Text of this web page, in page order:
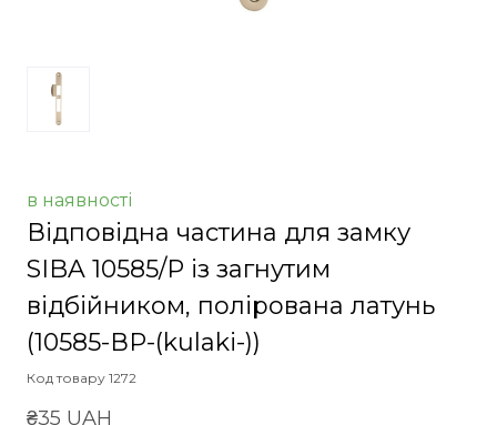
в наявності
Відповідна частина для замку
SIBA 10585/P із загнутим
відбійником, полірована латунь
(10585-ВР-(kulaki-))
Код товару 1272
₴35 UAH